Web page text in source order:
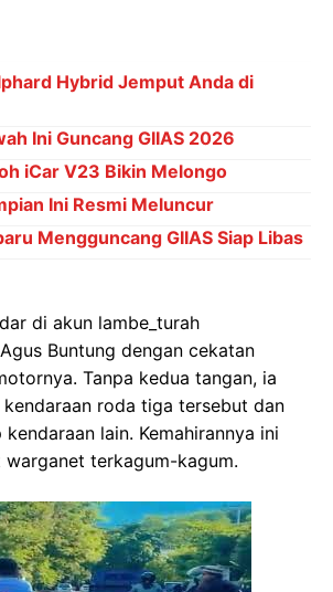
Hybrid Jemput Anda di
Ini Guncang GIIAS 2026
iCar V23 Bikin Melongo
Ini Resmi Meluncur
Mengguncang GIIAS Siap Libas
di akun lambe_turah
Buntung dengan cekatan
Tanpa kedua tangan, ia
kendaraan roda tiga tersebut dan
lain. Kemahirannya ini
warganet terkagum-kagum.